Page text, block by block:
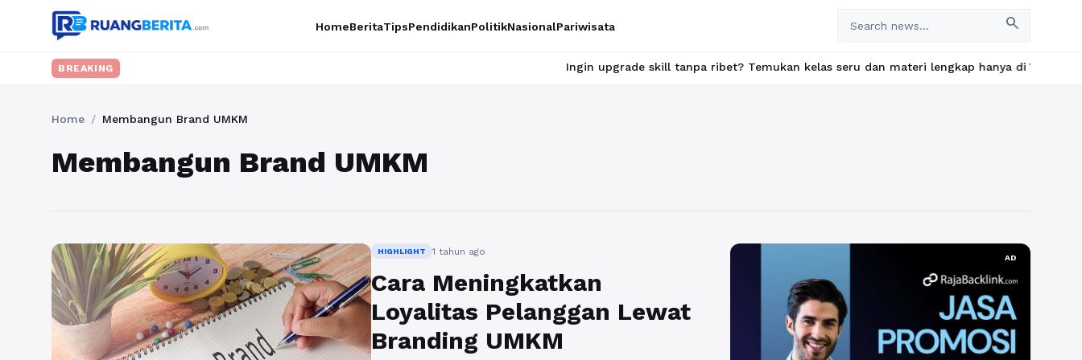
HomeBeritaTipsPendidikanPolitikNasionalPariwisata search
BREAKING Ingin upgrade skill tanpa ribet? Temukan kelas seru dan materi lengkap hanya di YukBelajar.com.
Home / Membangun Brand UMKM
Membangun Brand UMKM
HIGHLIGHT 1 tahun ago
Cara Meningkatkan
Loyalitas Pelanggan Lewat
Branding UMKM
AD